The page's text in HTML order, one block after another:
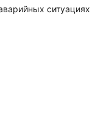
ситуациях